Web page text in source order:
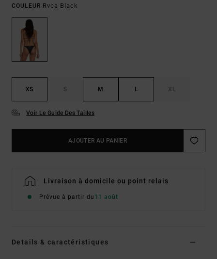
COULEUR Rvca Black
XS S M L XL
Voir Le Guide Des Tailles
AJOUTER AU PANIER
Livraison à domicile ou point relais
Prévue à partir du 11 août
Details & caractéristiques